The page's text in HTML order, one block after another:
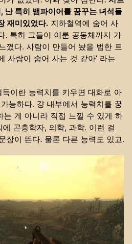
난 특히 뱀파이어를 꿈꾸는 녀석들
재미있었다. 지하철역에 숨어 사
. 특히 그들이 이룬 공동체까지 가
꼈다. 사람이 만들어 놨을 법한 트
사람이 숨어 사는 것 같아’ 라는
이란 능력치를 키우면 대화로 아
능하다. 걍 내부에서 능력치를 꿍
는 게 아니라 직접 느낄 수 있게 하
곤충학자, 의학, 과학. 이런 걸
장이 뜬다. 물론 다른 능력도 있고.